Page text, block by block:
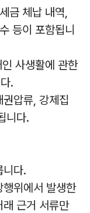
금 체납 내역,
등이 포함됩니
사생활에 관한
.
압류, 강제집
니다.
니다.
위에서 발생한
근거 서류만